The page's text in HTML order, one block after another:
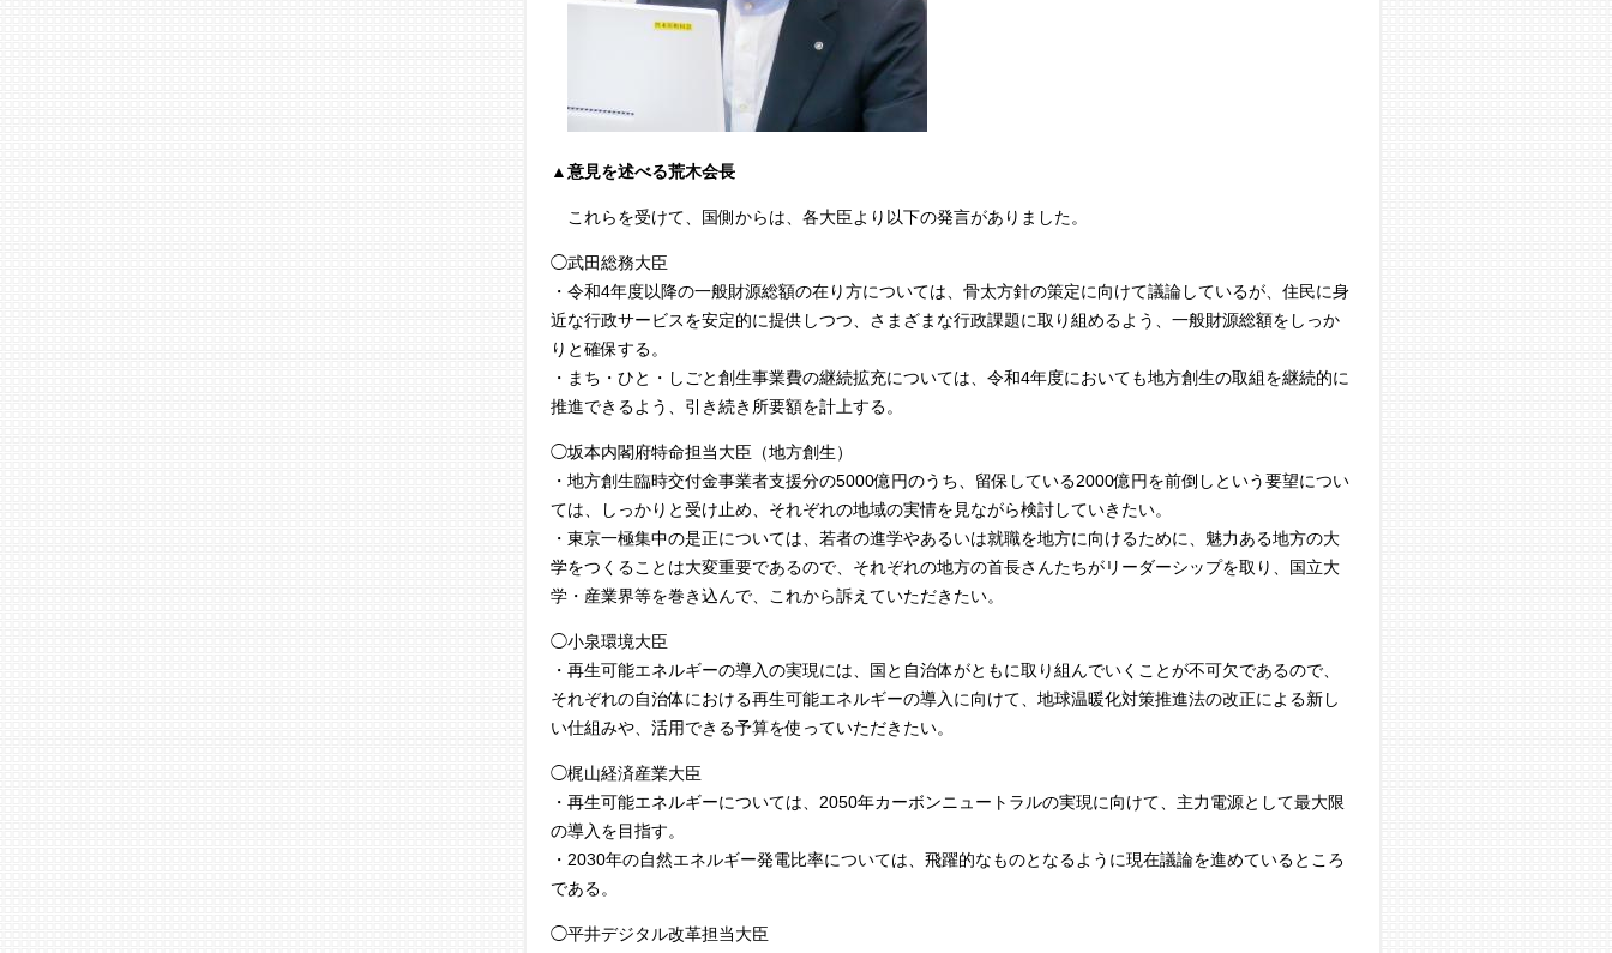
▲意見を述べる荒木会長
これらを受けて、国側からは、各大臣より以下の発言がありました。
◯武田総務大臣
・令和4年度以降の一般財源総額の在り方については、骨太方針の策定に向けて議論しているが、住民に身
近な行政サービスを安定的に提供しつつ、さまざまな行政課題に取り組めるよう、一般財源総額をしっか
りと確保する。
・まち・ひと・しごと創生事業費の継続拡充については、令和4年度においても地方創生の取組を継続的に
推進できるよう、引き続き所要額を計上する。
◯坂本内閣府特命担当大臣（地方創生）
・地方創生臨時交付金事業者支援分の5000億円のうち、留保している2000億円を前倒しという要望につい
ては、しっかりと受け止め、それぞれの地域の実情を見ながら検討していきたい。
・東京一極集中の是正については、若者の進学やあるいは就職を地方に向けるために、魅力ある地方の大
学をつくることは大変重要であるので、それぞれの地方の首長さんたちがリーダーシップを取り、国立大
学・産業界等を巻き込んで、これから訴えていただきたい。
◯小泉環境大臣
・再生可能エネルギーの導入の実現には、国と自治体がともに取り組んでいくことが不可欠であるので、
それぞれの自治体における再生可能エネルギーの導入に向けて、地球温暖化対策推進法の改正による新し
い仕組みや、活用できる予算を使っていただきたい。
◯梶山経済産業大臣
・再生可能エネルギーについては、2050年カーボンニュートラルの実現に向けて、主力電源として最大限
の導入を目指す。
・2030年の自然エネルギー発電比率については、飛躍的なものとなるように現在議論を進めているところ
である。
◯平井デジタル改革担当大臣